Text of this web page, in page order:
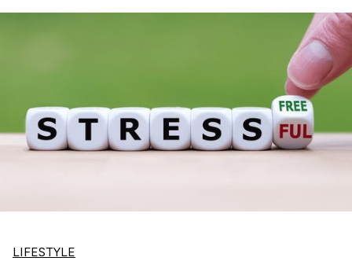
LIFESTYLE